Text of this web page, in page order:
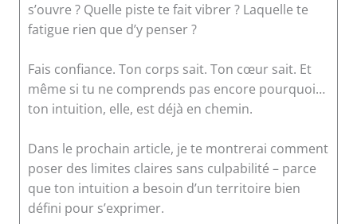
s’ouvre ? Quelle piste te fait vibrer ? Laquelle te
fatigue rien que d’y penser ?
Fais confiance. Ton corps sait. Ton cœur sait. Et
même si tu ne comprends pas encore pourquoi…
ton intuition, elle, est déjà en chemin.
Dans le prochain article, je te montrerai comment
poser des limites claires sans culpabilité – parce
que ton intuition a besoin d’un territoire bien
défini pour s’exprimer.